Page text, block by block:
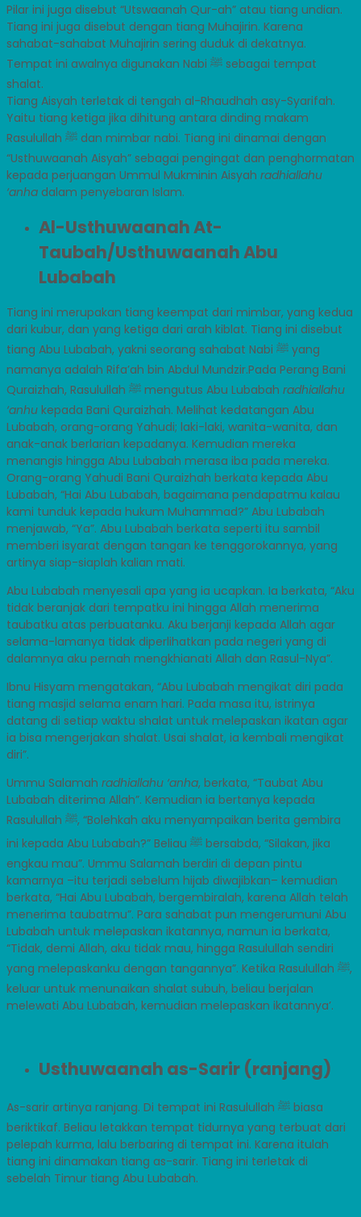
Pilar ini juga disebut “Utswaanah Qur-ah” atau tiang undian.
Tiang ini juga disebut dengan tiang Muhajirin. Karena
sahabat-sahabat Muhajirin sering duduk di dekatnya.
Tempat ini awalnya digunakan Nabi ﷺ sebagai tempat
shalat.
Tiang Aisyah terletak di tengah al-Rhaudhah asy-Syarifah.
Yaitu tiang ketiga jika dihitung antara dinding makam
Rasulullah ﷺ dan mimbar nabi. Tiang ini dinamai dengan
“Usthuwaanah Aisyah” sebagai pengingat dan penghormatan
kepada perjuangan Ummul Mukminin Aisyah radhiallahu
‘anha dalam penyebaran Islam.
Al-Usthuwaanah At-
Taubah/Usthuwaanah Abu
Lubabah
Tiang ini merupakan tiang keempat dari mimbar, yang kedua
dari kubur, dan yang ketiga dari arah kiblat. Tiang ini disebut
tiang Abu Lubabah, yakni seorang sahabat Nabi ﷺ yang
namanya adalah Rifa’ah bin Abdul Mundzir.Pada Perang Bani
Quraizhah, Rasulullah ﷺ mengutus Abu Lubabah radhiallahu
‘anhu kepada Bani Quraizhah. Melihat kedatangan Abu
Lubabah, orang-orang Yahudi; laki-laki, wanita-wanita, dan
anak-anak berlarian kepadanya. Kemudian mereka
menangis hingga Abu Lubabah merasa iba pada mereka.
Orang-orang Yahudi Bani Quraizhah berkata kepada Abu
Lubabah, “Hai Abu Lubabah, bagaimana pendapatmu kalau
kami tunduk kepada hukum Muhammad?” Abu Lubabah
menjawab, “Ya”. Abu Lubabah berkata seperti itu sambil
memberi isyarat dengan tangan ke tenggorokannya, yang
artinya siap-siaplah kalian mati.
Abu Lubabah menyesali apa yang ia ucapkan. Ia berkata, “Aku
tidak beranjak dari tempatku ini hingga Allah menerima
taubatku atas perbuatanku. Aku berjanji kepada Allah agar
selama-lamanya tidak diperlihatkan pada negeri yang di
dalamnya aku pernah mengkhianati Allah dan Rasul-Nya”.
Ibnu Hisyam mengatakan, “Abu Lubabah mengikat diri pada
tiang masjid selama enam hari. Pada masa itu, istrinya
datang di setiap waktu shalat untuk melepaskan ikatan agar
ia bisa mengerjakan shalat. Usai shalat, ia kembali mengikat
diri”.
Ummu Salamah radhiallahu ‘anha, berkata, “Taubat Abu
Lubabah diterima Allah”. Kemudian ia bertanya kepada
Rasulullah ﷺ, “Bolehkah aku menyampaikan berita gembira
ini kepada Abu Lubabah?” Beliau ﷺ bersabda, “Silakan, jika
engkau mau”. Ummu Salamah berdiri di depan pintu
kamarnya –itu terjadi sebelum hijab diwajibkan– kemudian
berkata, “Hai Abu Lubabah, bergembiralah, karena Allah telah
menerima taubatmu”. Para sahabat pun mengerumuni Abu
Lubabah untuk melepaskan ikatannya, namun ia berkata,
“Tidak, demi Allah, aku tidak mau, hingga Rasulullah sendiri
yang melepaskanku dengan tangannya”. Ketika Rasulullah ﷺ,
keluar untuk menunaikan shalat subuh, beliau berjalan
melewati Abu Lubabah, kemudian melepaskan ikatannya’.
Usthuwaanah as-Sarir (ranjang)
As-sarir artinya ranjang. Di tempat ini Rasulullah ﷺ biasa
beriktikaf. Beliau letakkan tempat tidurnya yang terbuat dari
pelepah kurma, lalu berbaring di tempat ini. Karena itulah
tiang ini dinamakan tiang as-sarir. Tiang ini terletak di
sebelah Timur tiang Abu Lubabah.